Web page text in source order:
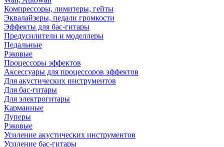
Компрессоры, лимитеры, гейты
Эквалайзеры, педали громкости
Эффекты для бас-гитары
Предусилители и моделлеры
Педальные
Рэковые
Процессоры эффектов
Аксессуары для процессоров эффектов
Для акустических инструментов
Для бас-гитары
Для электрогитары
Карманные
Луперы
Рэковые
Усиление акустических инструментов
Усиление бас-гитары